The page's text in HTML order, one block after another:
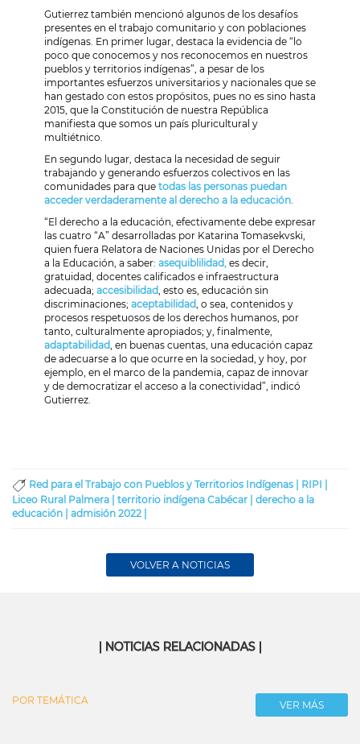
Gutierrez también mencionó algunos de los desafíos
presentes en el trabajo comunitario y con poblaciones
indígenas. En primer lugar, destaca la evidencia de “lo
poco que conocemos y nos reconocemos en nuestros
pueblos y territorios indígenas”, a pesar de los
importantes esfuerzos universitarios y nacionales que se
han gestado con estos propósitos, pues no es sino hasta
2015, que la Constitución de nuestra República
manifiesta que somos un país pluricultural y
multiétnico.
En segundo lugar, destaca la necesidad de seguir
trabajando y generando esfuerzos colectivos en las
comunidades para que todas las personas puedan
acceder verdaderamente al derecho a la educación.
“El derecho a la educación, efectivamente debe expresar
las cuatro “A” desarrolladas por Katarina Tomasekvski,
quien fuera Relatora de Naciones Unidas por el Derecho
a la Educación, a saber: asequiblilidad, es decir,
gratuidad, docentes calificados e infraestructura
adecuada; accesibilidad, esto es, educación sin
discriminaciones; aceptabilidad, o sea, contenidos y
procesos respetuosos de los derechos humanos, por
tanto, culturalmente apropiados; y, finalmente,
adaptabilidad, en buenas cuentas, una educación capaz
de adecuarse a lo que ocurre en la sociedad, y hoy, por
ejemplo, en el marco de la pandemia, capaz de innovar
y de democratizar el acceso a la conectividad”, indicó
Gutierrez.
Red para el Trabajo con Pueblos y Territorios Indígenas | RIPI |
Liceo Rural Palmera | territorio indígena Cabécar | derecho a la
educación | admisión 2022 |
VOLVER A NOTICIAS
| NOTICIAS RELACIONADAS |
POR TEMÁTICA VER MÁS